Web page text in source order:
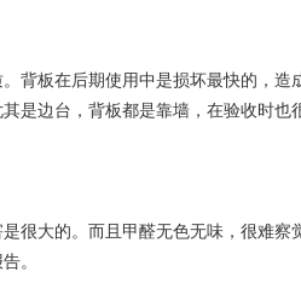
背板在后期使用中是损坏最快的 ，造
是边台，背板都是靠墙，在验收时也
很大的。而且甲醛无色无味，很难察
。